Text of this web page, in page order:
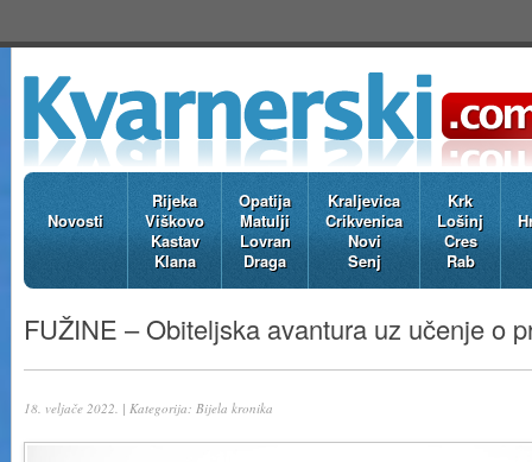
Novosti
Rijeka
Viškovo
Kastav
Klana
Opatija
Matulji
Lovran
Draga
Kraljevica
Crikvenica
Novi
Senj
Krk
Lošinj
Cres
Rab
FUŽINE – Obiteljska avantura uz učenje o
18. veljače 2022. | Kategorija: Bijela kronika